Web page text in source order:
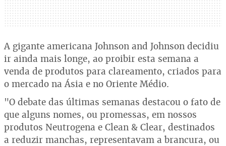
A gigante americana Johnson and Johnson decidiu
ir ainda mais longe, ao proibir esta semana a
venda de produtos para clareamento, criados para
o mercado na Ásia e no Oriente Médio.
"O debate das últimas semanas destacou o fato de
que alguns nomes, ou promessas, em nossos
produtos Neutrogena e Clean & Clear, destinados
a reduzir manchas, representavam a brancura, ou